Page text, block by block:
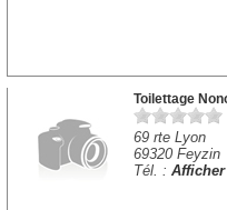
Toilettage
69 rte Lyon
69320 Feyzin
Tél. :